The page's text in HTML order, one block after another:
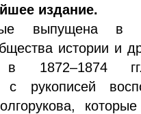
издание.
выпущена в
истории и
в 1872–1874
с рукописей